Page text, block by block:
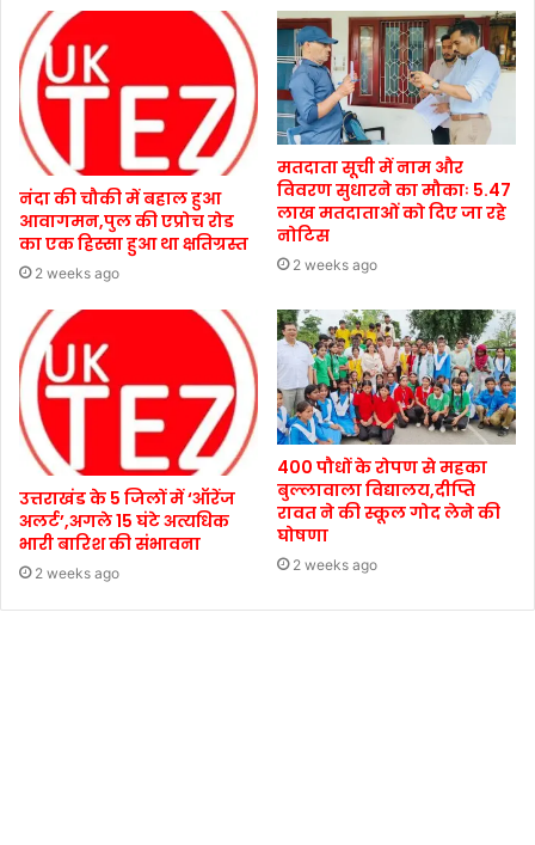
नंदा की चौकी में बहाल हुआ
आवागमन,पुल की एप्रोच रोड
का एक हिस्सा हुआ था क्षतिग्रस्त
2 weeks ago
मतदाता सूची में नाम और
विवरण सुधारने का मौकाः 5.47
लाख मतदाताओं को दिए जा रहे
नोटिस
2 weeks ago
उत्तराखंड के 5 जिलों में ‘ऑरेंज
अलर्ट’,अगले 15 घंटे अत्यधिक
भारी बारिश की संभावना
2 weeks ago
400 पौधों के रोपण से महका
बुल्लावाला विद्यालय,दीप्ति
रावत ने की स्कूल गोद लेने की
घोषणा
2 weeks ago